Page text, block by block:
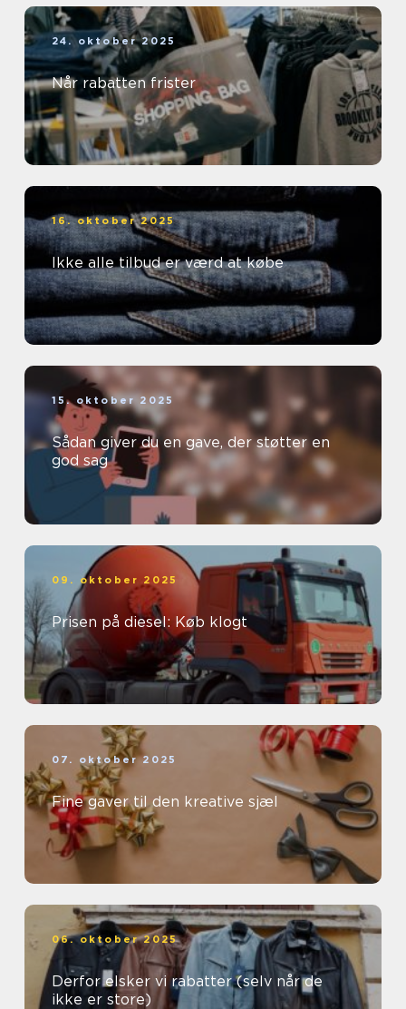
24. oktober 2025
Når rabatten frister
16. oktober 2025
Ikke alle tilbud er værd at købe
15. oktober 2025
Sådan giver du en gave, der støtter en
god sag
09. oktober 2025
Prisen på diesel: Køb klogt
07. oktober 2025
Fine gaver til den kreative sjæl
06. oktober 2025
Derfor elsker vi rabatter (selv når de
ikke er store)